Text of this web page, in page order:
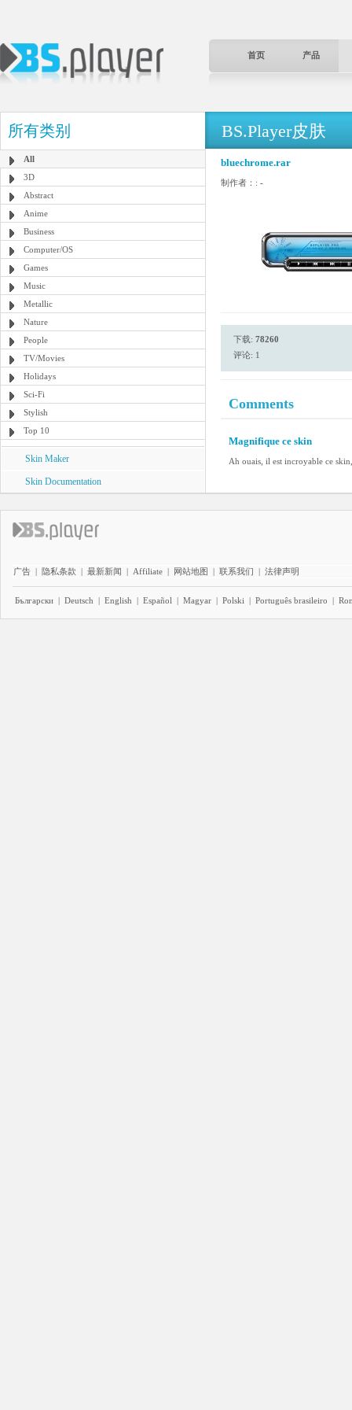
首页 产品
所有类别
All
3D
Abstract
Anime
Business
Computer/OS
Games
Music
Metallic
Nature
People
TV/Movies
Holidays
Sci-Fi
Stylish
Top 10
Skin Maker
Skin Documentation
BS.Player皮肤
bluechrome.rar
制作者：: -
下载: 78260
评论: 1
Comments
Magnifique ce skin
Ah ouais, il est incroyable ce
广告 | 隐私条款 | 最新新闻 | Affiliate | 网站地图 | 联系我们 | 法律声明
Български | Deutsch | English | Español | Magyar | Polski | Português brasileiro |